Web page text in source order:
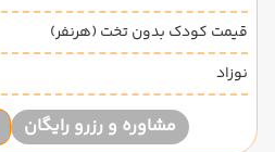
قیمت کودک بدون تخت (هرنفر)
نوزاد
مشاوره و رزرو رایگان